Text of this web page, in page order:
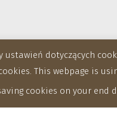
dotyczących
This webpage is
cookies on your end